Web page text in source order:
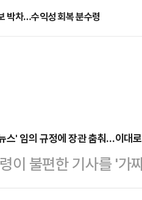
박차…수익성 회복 분수령
스' 임의 규정에 장관 춤춰…이대
이 불편한 기사를 '가
한다고 으름장을 놓